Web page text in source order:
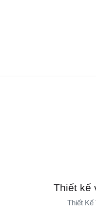
Thiết kế
Thiết Kế
Đội Ngũ Của Chúng Tôi
Và Phát Triển, Cùng Với 65
Đề Phức Tạp Bằng Những